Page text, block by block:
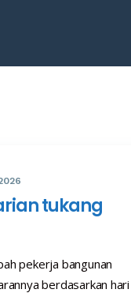
tukang
pekerja bangunan
berdasarkan hari